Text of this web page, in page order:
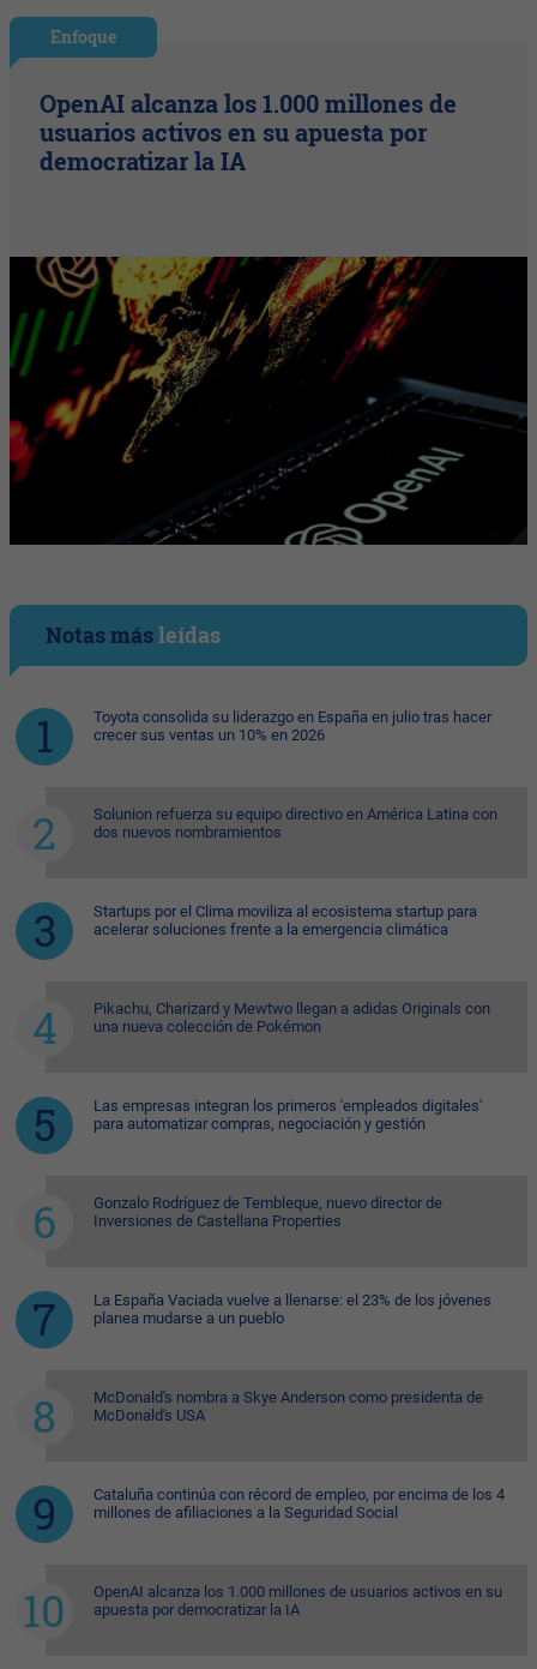
Enfoque
OpenAI alcanza los 1.000 millones de
usuarios activos en su apuesta por
democratizar la IA
Notas másleídas
Toyota consolida su liderazgo en España en julio tras hacer
crecer sus ventas un 10% en 2026
Solunion refuerza su equipo directivo en América Latina con
dos nuevos nombramientos
Startups por el Clima moviliza al ecosistema startup para
acelerar soluciones frente a la emergencia climática
Pikachu, Charizard y Mewtwo llegan a adidas Originals con
una nueva colección de Pokémon
Las empresas integran los primeros 'empleados digitales'
para automatizar compras, negociación y gestión
Gonzalo Rodríguez de Tembleque, nuevo director de
Inversiones de Castellana Properties
La España Vaciada vuelve a llenarse: el 23% de los jóvenes
planea mudarse a un pueblo
McDonald's nombra a Skye Anderson como presidenta de
McDonald's USA
Cataluña continúa con récord de empleo, por encima de los 4
millones de afiliaciones a la Seguridad Social
OpenAI alcanza los 1.000 millones de usuarios activos en su
apuesta por democratizar la IA